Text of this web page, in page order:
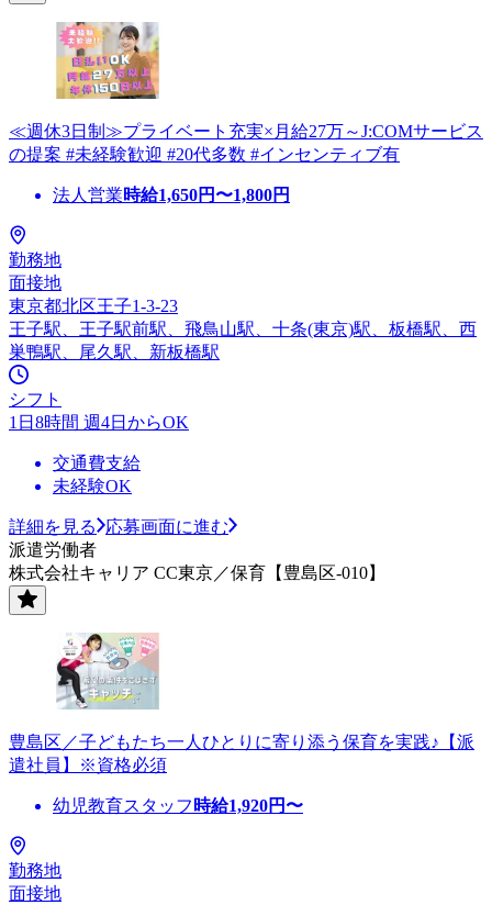
≪週休3日制≫プライベート充実×月給27万～J:COMサービス
の提案 #未経験歓迎 #20代多数 #インセンティブ有
法人営業時給1,650円〜1,800円
勤務地
面接地
東京都北区王子1-3-23
王子駅、王子駅前駅、飛鳥山駅、十条(東京)駅、板橋駅、西
巣鴨駅、尾久駅、新板橋駅
シフト
1日8時間 週4日からOK
交通費支給
未経験OK
詳細を見る
応募画面に進む
派遣労働者
株式会社キャリア CC東京／保育【豊島区-010】
豊島区／子どもたち一人ひとりに寄り添う保育を実践♪【派
遣社員】※資格必須
幼児教育スタッフ 時給1,920円〜
勤務地
面接地